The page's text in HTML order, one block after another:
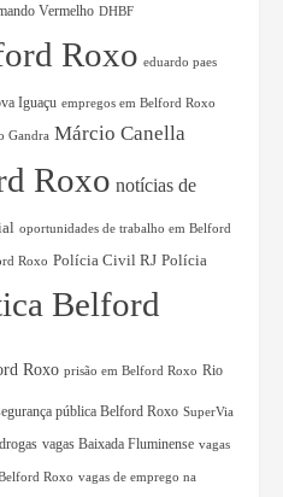
Vermelho DHBF
Roxo eduardo paes
Iguaçu empregos em Belford Roxo
Gandra Márcio Canella
Roxo notícias de
oportunidades de trabalho em Belford
Roxo Polícia Civil RJ Polícia
Belford
Roxo prisão em Belford Roxo Rio
pública Belford Roxo SuperVia
vagas Baixada Fluminense vagas
Roxo vagas de emprego na